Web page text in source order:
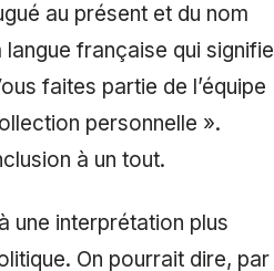
au présent et du nom
langue française qui signifie
faites partie de l’équipe
personnelle ».
à un tout.
une interprétation plus
On pourrait dire, par